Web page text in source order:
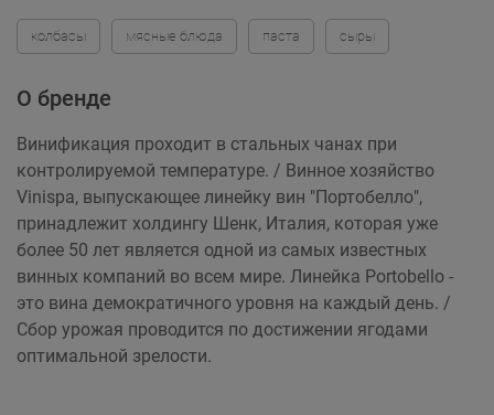
колбасы мясные блюда паста сыры
О бренде
Винификация проходит в стальных чанах при
контролируемой температуре. / Винное хозяйство
Vinispa, выпускающее линейку вин "Портобелло",
принадлежит холдингу Шенк, Италия, которая уже
более 50 лет является одной из самых известных
винных компаний во всем мире. Линейка Portobello -
это вина демократичного уровня на каждый день. /
Сбор урожая проводится по достижении ягодами
оптимальной зрелости.